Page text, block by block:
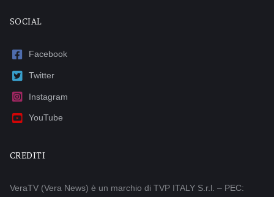
SOCIAL
Facebook
Twitter
Instagram
YouTube
CREDITI
VeraTV (Vera News) è un marchio di TVP ITALY S.r.l. – PEC: